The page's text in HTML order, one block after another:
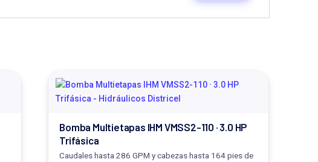
Bomba Multietapas IHM VMSS2-110 · 3.0 HP
Trifásica
Caudales hasta 286 GPM y cabezas hasta 164 pies de